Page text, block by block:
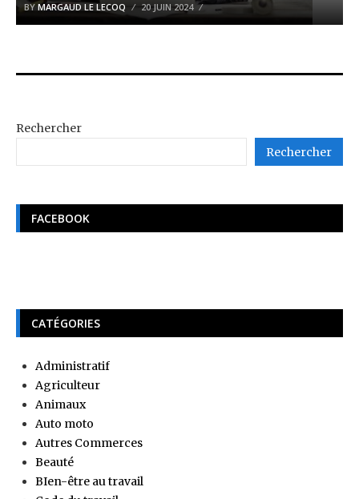
BY MARGAUD LE LECOQ 20 JUIN 2024
Rechercher
Rechercher
FACEBOOK
CATÉGORIES
Administratif
Agriculteur
Animaux
Auto moto
Autres Commerces
Beauté
BIen-être au travail